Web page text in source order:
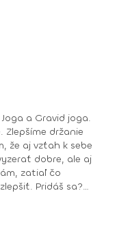
držanie
že aj vzťah k sebe
dobre, ale aj
zatiaľ čo
sa?
aj vo
hodinách v